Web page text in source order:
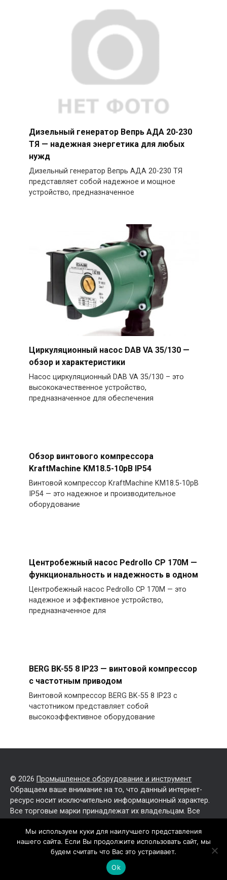
Дизельный генератор Вепрь АДА 20-230
ТЯ — надежная энергетика для любых
нужд
Дизельный генератор Вепрь АДА 20-230 ТЯ
представляет собой надежное и мощное
устройство, предназначенное
Циркуляционный насос DAB VA 35/130 —
обзор и характеристики
Насос циркуляционный DAB VA 35/130 – это
высококачественное устройство,
предназначенное для обеспечения
Обзор винтового компрессора
KraftMachine KM18.5-10рВ IP54
Винтовой компрессор KraftMachine KM18.5-10рВ
IP54 — это надежное и производительное
оборудование
Центробежный насос Pedrollo CP 170M —
функциональность и надежность в одном
Центробежный насос Pedrollo CP 170M — это
надежное и эффективное устройство,
предназначенное для
BERG BK-55 8 IP23 — винтовой компрессор
с частотным приводом
Винтовой компрессор BERG BK-55 8 IP23 с
частотником представляет собой
высокоэффективное оборудование
© 2026 Промышленное оборудование и инструмент
Обращаем ваше внимание на то, что данный интернет-
ресурс носит исключительно информационный характер.
Все торговые марки принадлежат их владельцам. Все
Политика конфиденциальности
Мы используем куки для наилучшего представления
нашего сайта. Если Вы продолжите использовать сайт, мы
будем считать что Вас это устраивает.
Ok